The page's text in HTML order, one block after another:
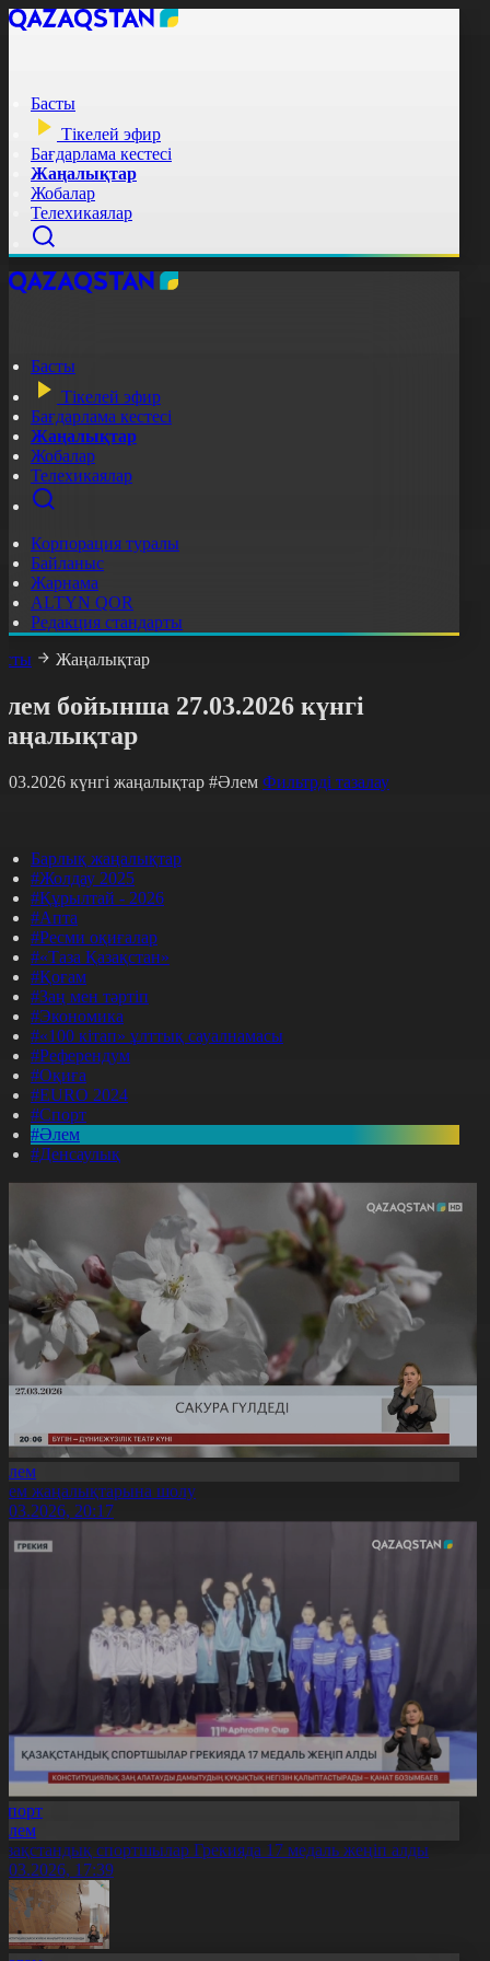
Басты
Тікелей эфир
Бағдарлама кестесі
Жаңалықтар
Жобалар
Телехикаялар
Басты
Тікелей эфир
Бағдарлама кестесі
Жаңалықтар
Жобалар
Телехикаялар
Корпорация туралы
Байланыс
Жарнама
ALTYN QOR
Редакция стандарты
Жаңалықтар
бойынша 27.03.2026 күнгі
күнгі жаңалықтар #Әлем Фильтрді тазалау
Барлық жаңалықтар
#Жолдау 2025
#Құрылтай - 2026
#Апта
#Ресми оқиғалар
#«Таза Қазақстан»
#Қоғам
#Заң мен тәртіп
#Экономика
#«100 кітап» ұлттық сауалнамасы
#Референдум
#Оқиға
#EURO 2024
#Спорт
#Әлем
#Денсаулық
жаңалықтарына шолу
20:17
спортшылар Грекияда 17 медаль жеңіп алды
17:39